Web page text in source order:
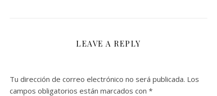
LEAVE A REPLY
Tu dirección de correo electrónico no será publicada. Los
campos obligatorios están marcados con *